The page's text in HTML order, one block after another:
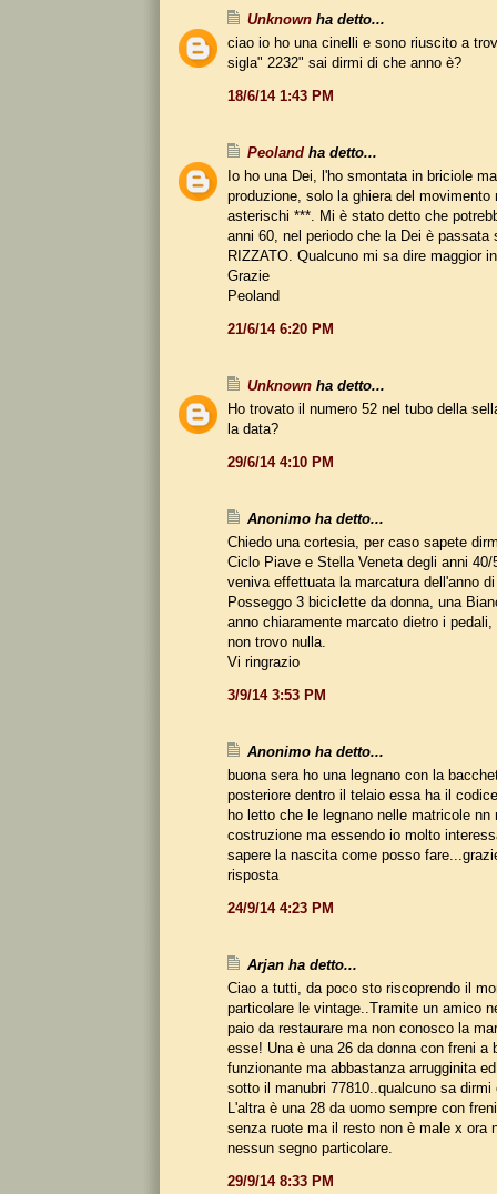
Unknown ha detto...
ciao io ho una cinelli e sono riuscito a
sigla" 2232" sai dirmi di che anno è?
18/6/14 1:43 PM
Peoland ha detto...
Io ho una Dei, l'ho smontata in briciole
produzione, solo la ghiera del
asterischi ***. Mi è stato detto che
anni 60, nel periodo che la Dei è passata
RIZZATO. Qualcuno mi sa dire maggior
Grazie
Peoland
21/6/14 6:20 PM
Unknown ha detto...
Ho trovato il numero 52 nel tubo della
la data?
29/6/14 4:10 PM
Anonimo ha detto...
Chiedo una cortesia, per caso sapete
Ciclo Piave e Stella Veneta degli anni
veniva effettuata la marcatura dell'anno
Posseggo 3 biciclette da donna, una
anno chiaramente marcato dietro i
non trovo nulla.
Vi ringrazio
3/9/14 3:53 PM
Anonimo ha detto...
buona sera ho una legnano con la
posteriore dentro il telaio essa ha il
ho letto che le legnano nelle matricole nn
costruzione ma essendo io molto
sapere la nascita come posso
risposta
24/9/14 4:23 PM
Arjan ha detto...
Ciao a tutti, da poco sto riscoprendo il
particolare le vintage..Tramite un amico
paio da restaurare ma non conosco la
esse! Una è una 26 da donna con freni a
funzionante ma abbastanza arrugginita
sotto il manubri 77810..qualcuno sa dirmi
L'altra è una 28 da uomo sempre con
senza ruote ma il resto non è male x ora
nessun segno particolare.
29/9/14 8:33 PM